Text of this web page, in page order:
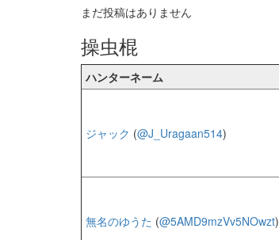
まだ投稿はありません
操虫棍
ハンターネーム
ジャック (@J_Uragaan514)
無名のゆうた (@5AMD9mzVv5NOwzt)